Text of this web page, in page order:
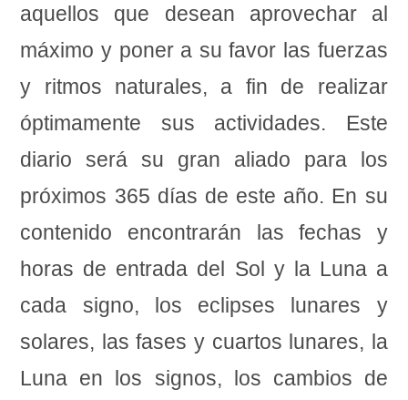
aquellos que desean aprovechar al
máximo y poner a su favor las fuerzas
y ritmos naturales, a fin de realizar
óptimamente sus actividades. Este
diario será su gran aliado para los
próximos 365 días de este año. En su
contenido encontrarán las fechas y
horas de entrada del Sol y la Luna a
cada signo, los eclipses lunares y
solares, las fases y cuartos lunares, la
Luna en los signos, los cambios de